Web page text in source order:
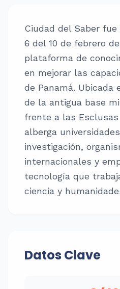
Ciudad del Saber
6 del 10 de febrero
plataforma de
en mejorar las
de Panamá. Ubicada
de la antigua base
frente a las
alberga
investigación,
internacionales y
tecnología que
ciencia y
Datos Clave